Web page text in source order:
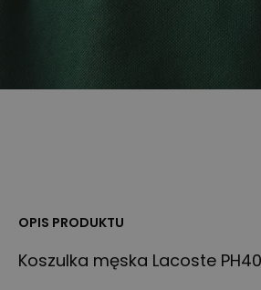
OPIS PRODUKTU
Koszulka męska Lacoste